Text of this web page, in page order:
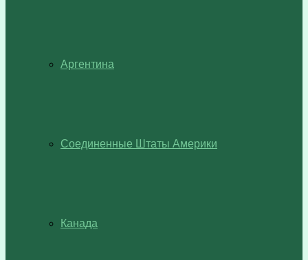
Аргентина
Соединенные Штаты Америки
Канада